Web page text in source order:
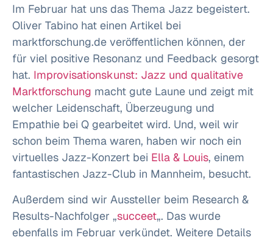
Im Februar hat uns das Thema Jazz begeistert.
Oliver Tabino hat einen Artikel bei
marktforschung.de veröffentlichen können, der
für viel positive Resonanz und Feedback gesorgt
hat. Improvisationskunst: Jazz und qualitative
Marktforschung macht gute Laune und zeigt mit
welcher Leidenschaft, Überzeugung und
Empathie bei Q gearbeitet wird. Und, weil wir
schon beim Thema waren, haben wir noch ein
virtuelles Jazz-Konzert bei Ella & Louis, einem
fantastischen Jazz-Club in Mannheim, besucht.
Außerdem sind wir Aussteller beim Research &
Results-Nachfolger „succeet„. Das wurde
ebenfalls im Februar verkündet. Weitere Details